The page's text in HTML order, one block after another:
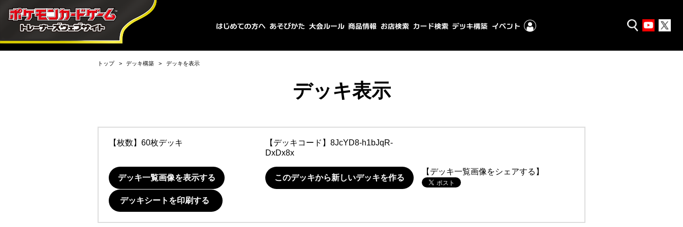
トップ デッキ構築 デッキを表示
デッキ表示
【枚数】60枚デッキ 【デッキコード】 8JcYD8-h1bJqR-
DxDx8x
デッキ一覧画像を表示する このデッキから新しいデッキを作る
【デッキ一覧画像をシェアする】
デッキシートを印刷する